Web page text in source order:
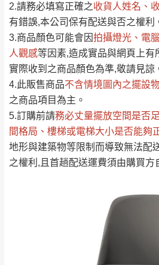
2.請務必填寫正確之收貨人姓名、
有錯誤,本公司保有配送與否之權利
3.商品顏色可能會因拍攝燈光、電
人觀感等因素,造成實品與網頁上有
實際收到之商品顏色為準,敬請見諒
4.此販售商品不含情境圖內之擺設
之商品項目為主。
5.訂購前請務必丈量擺放空間是否
間格局、 樓梯或電梯大小是否能夠
地形與建築物等限制而導致無法配
之權利,且首趟配送運費須由購買方
運送地區 運送費
桃園
免 運
費
新竹
Line客服」來信確認商品
「金額」。
若商品價格或庫存有異常，
單。部分網路商品恕無法更改
見諒！
接單後二日內(不含例假
電話聯絡或E-Mail通知確
（線上客服 LINE →
下單前先詢問是否現貨
運送範圍：限定北至基
地區恕無法提供運送 (詳
全部 依評論高至低排列
依評論低至高排列 只顯
只顯示附上評論